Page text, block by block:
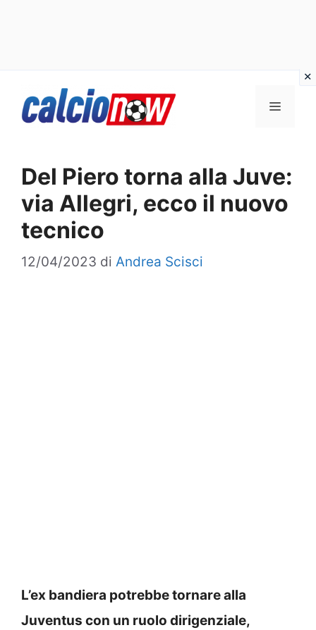
Menu
Del Piero torna alla Juve:
via Allegri, ecco il nuovo
tecnico
12/04/2023 di Andrea Scisci
L’ex bandiera potrebbe tornare alla
Juventus con un ruolo dirigenziale,